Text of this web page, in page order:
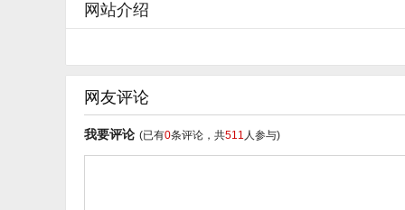
网站介绍
网友评论
我要评论 (已有0条评论，共511 人参与)